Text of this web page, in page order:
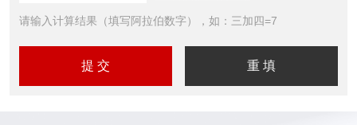
请输入计算结果（填写阿拉伯数字），如：三加四=7